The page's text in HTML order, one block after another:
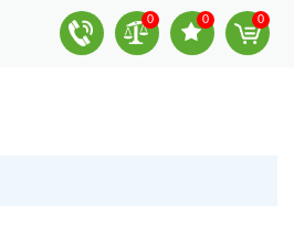
0 0 0